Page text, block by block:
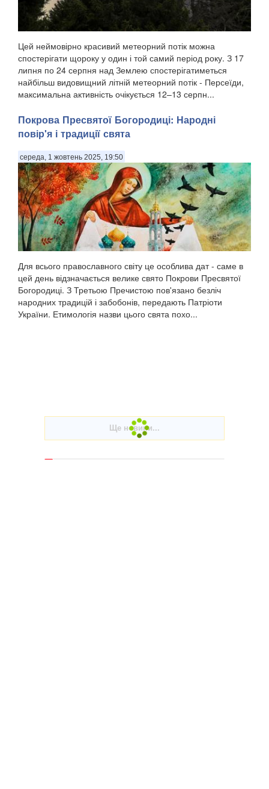
Цей неймовірно красивий метеорний потік можна
спостерігати щороку у один і той самий період року. З 17
липня по 24 серпня над Землею спостерігатиметься
найбільш видовищний літній метеорний потік - Персеїди,
максимальна активність очікується 12–13 серпн...
Покрова Пресвятої Богородиці: Народні
повір'я і традиції свята
середа, 1 жовтень 2025, 19:50
Для всього православного світу це особлива дат - саме в
цей день відзначається велике свято Покрови Пресвятої
Богородиці. З Третьою Пречистою пов'язано безліч
народних традицій і забобонів, передають Патріоти
України. Етимологія назви цього свята похо...